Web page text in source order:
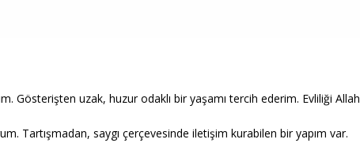
Gösterişten uzak, huzur odaklı bir yaşamı tercih ederim. Evliliği Allah
Tartışmadan, saygı çerçevesinde iletişim kurabilen bir yapım var.